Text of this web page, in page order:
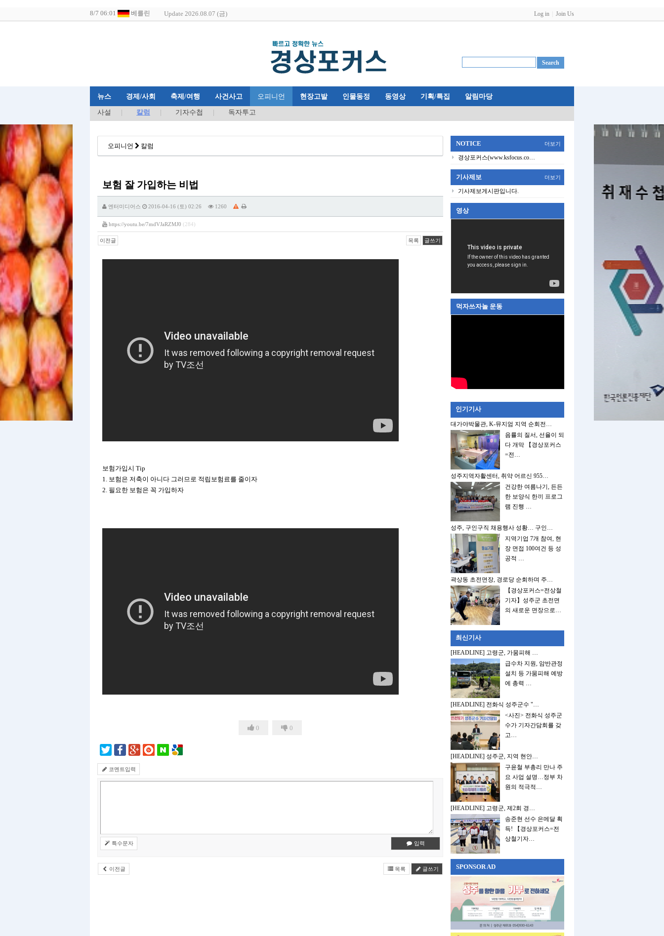
Update 2026.08.07 (금) Log in Join Us
뉴스 경제/사회 축제/여행 사건사고 오피니언 현장고발 인물동정 동영상 기획/특집 알림마당
사설 칼럼 기자수첩 독자투고
오피니언 칼럼
보험 잘 가입하는 비법
엔터미디어스 2016-04-16 (토) 02:26 1260
https://youtu.be/7mdVJaRZMJ0 (284)
이전글 목록 글쓰기
보험가입시 Tip
1. 보험은 저축이 아니다 그러므로 적립보험료를 줄이자
2. 필요한 보험은 꼭 가입하자
0 0
코멘트입력
입력
특수문자
이전글 목록 글쓰기
NOTICE 더보기
경상포커스(www.ksfocus.co…
기사제보 더보기
기사제보게시판입니다.
영상
먹자쓰자놀 운동
인기기사
대가야박물관, K-뮤지엄 지역 순회전…
음률의 질서, 선율이 되
다 개막 【경상포커스
=전…
성주지역자활센터, 취약 어르신 955…
건강한 여름나기, 든든
한 보양식 한끼 프로그
램 진행 …
성주, 구인구직 채용행사 성황… 구인…
지역기업 7개 참여, 현
장 면접 100여건 등 성
공적 …
곽상동 초전면장, 경로당 순회하며 주…
【경상포커스=전상철
기자】성주군 초전면
의 새로운 면장으로…
최신기사
[HEADLINE] 고령군, 가뭄피해 …
급수차 지원, 암반관정
설치 등 가뭄피해 예방
에 총력 …
[HEADLINE] 전화식 성주군수 "…
<사진> 전화식 성주군
수가 기자간담회를 갖
고…
[HEADLINE] 성주군, 지역 현안…
구윤철 부총리 만나 주
요 사업 설명…정부 차
원의 적극적…
[HEADLINE] 고령군, 제2회 경…
송준현 선수 은메달 획
득! 【경상포커스=전
상철기자…
SPONSOR AD